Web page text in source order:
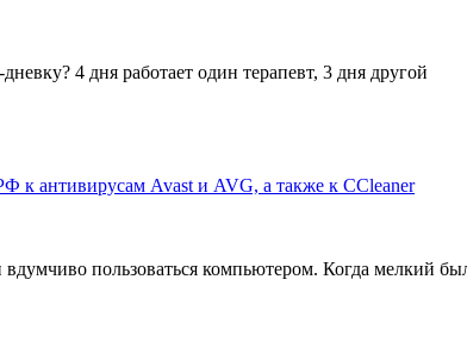
4 дня работает один терапевт, 3 дня другой
к антивирусам Avast и AVG, а также к CCleaner
вдумчиво пользоваться компьютером. Когда